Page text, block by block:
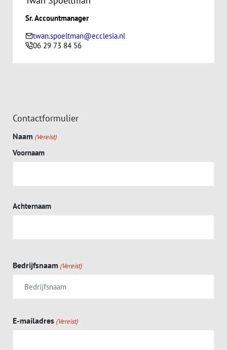
Sr. Accountmanager
twan.spoeltman@ecclesia.nl
Telefoonnummer:
06 29 73 84 56
Contactformulier
Naam (Vereist)
Voornaam
Achternaam
Bedrijfsnaam (Vereist)
E-mailadres (Vereist)